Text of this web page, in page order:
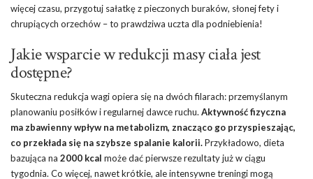
więcej czasu, przygotuj sałatkę z pieczonych buraków, słonej fety i
chrupiących orzechów – to prawdziwa uczta dla podniebienia!
Jakie wsparcie w redukcji masy ciała jest
dostępne?
Skuteczna redukcja wagi opiera się na dwóch filarach: przemyślanym
planowaniu posiłków i regularnej dawce ruchu. Aktywność fizyczna
ma zbawienny wpływ na metabolizm, znacząco go przyspieszając,
co przekłada się na szybsze spalanie kalorii.Przykładowo, dieta
bazująca na 2000 kcal może dać pierwsze rezultaty już w ciągu
tygodnia. Co więcej, nawet krótkie, ale intensywne treningi mogą